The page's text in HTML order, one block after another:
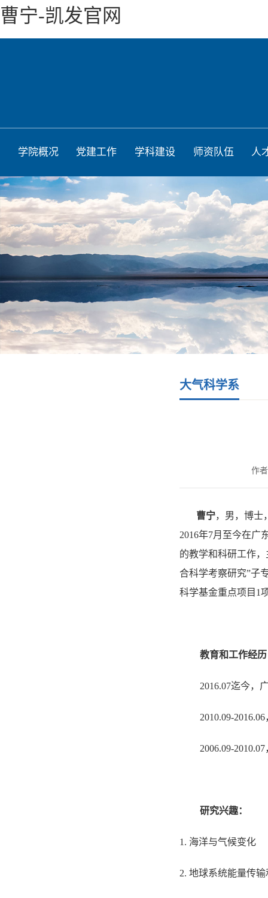
曹宁-凯发官网
学院概况 党建工作 学科建设 师资队伍 人
大气科学系
作
曹宁，男，博士
2016年7月至今在广
的教学和科研工作
合科学考察研究”子
科学基金重点项目 1
教育和工作经历
2016.07迄今，
2010.09-2016.06
2006.09-2010.07
研究兴趣：
1. 海洋与气候变化
2. 地球系统能量传输